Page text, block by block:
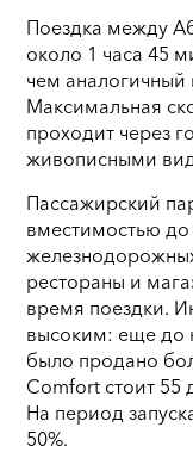
Поездка между
около 1 часа 45
чем
Максимальная
проходит через
живописными
Пассажирский
вместимостью
рестораны и
время поездки.
высоким: еще до
было продано
Comfort стоит 55
На период
50%.